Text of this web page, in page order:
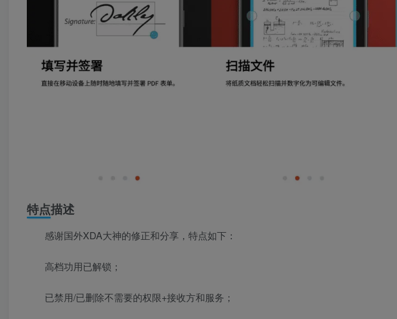
特点描述
感谢国外XDA大神的修正和分享，特点如下：
高档功用已解锁；
已禁用/已删除不需要的权限+接收方和服务；